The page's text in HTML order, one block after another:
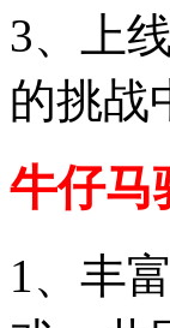
3、上
的挑战
牛仔马
1、丰